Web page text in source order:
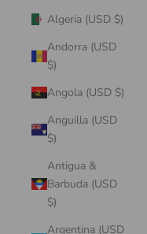
Algeria (USD $)
Andorra (USD
$)
Angola (USD $)
Anguilla (USD
$)
Antigua &
Barbuda (USD
$)
Argentina (USD